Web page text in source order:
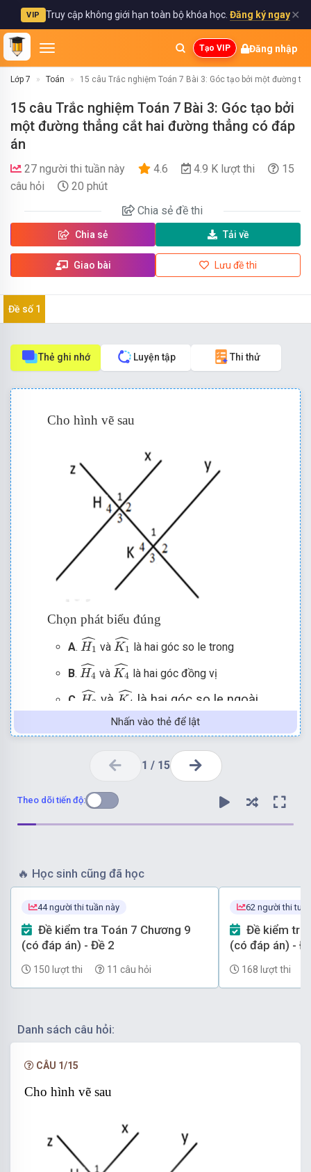
VIP Truy cập không giới hạn toàn bộ khóa học. Đăng ký ngay✕
Tạo VIP Đăng nhập
Lớp 7 Toán 15 câu Trắc nghiệm Toán 7 Bài 3: Góc tạo bởi một đường
15 câu Trắc nghiệm Toán 7 Bài 3: Góc tạo bởi
một đường thẳng cắt hai đường thẳng có đáp
án
27 người thi tuần này 4.6 4.9 K lượt thi
15
câu hỏi
20 phút
Chia sẻ đề thi
Chia sẻ
Giao bài
Tải về
Lưu đề thi
Đề số 1
Thẻ ghi nhớ Luyện tập Thi thử
Cho hình vẽ sau
Chọn phát biểu đúng
A. ˆ
H1
H1
và ˆ
K1
K1
là hai góc so le trong
B. ˆ
H4
H4
và ˆ
K4
K4
là hai góc đồng vị
C ˆ
H3
H3
và ˆ
K 4
K4
là hai góc so le ngoài
H4^
vàˆ
K2
K2^
là hai góc so le trong
Nhấn vào thẻ để lật
Theo dõi tiến độ:
1 / 15
🔥 Học sinh cũng đã học
44 người thi tuần này
(có đáp án) - Đề 2
150 lượt thi 11 câu hỏi
62 người thi
(có đáp án) -
168 lượt thi
Danh sách câu hỏi:
CÂU 1/15
Cho hình vẽ sau